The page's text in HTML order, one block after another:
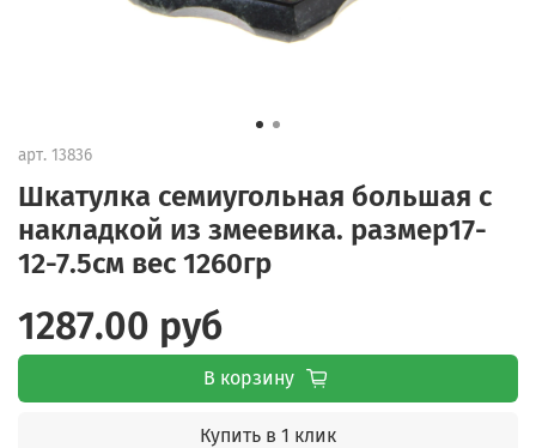
арт. 13836
Шкатулка семиугольная большая с
накладкой из змеевика. размер17-
12-7.5см вес 1260гр
1287.00 руб
В корзину
Купить в 1 клик